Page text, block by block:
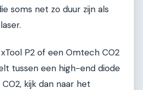
soms net zo duur zijn als
P2 of een Omtech CO2
tussen een high-end diode
kijk dan naar het